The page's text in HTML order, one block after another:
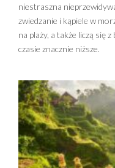
niestraszna
zwiedzanie i kąpiele w
na plaży, a także liczą się
czasie znacznie niższe.